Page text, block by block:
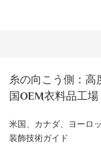
糸の向こう側：高
国OEM衣料品工場
米国、カナダ、ヨーロ
装飾技術ガイド